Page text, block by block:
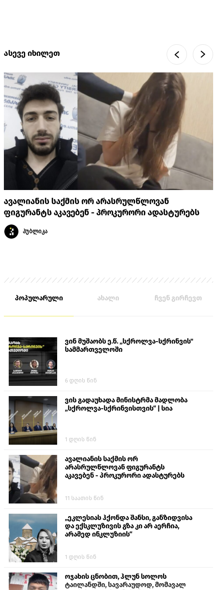
ასევე იხილეთ
ავალიანის საქმის ორ არასრულწლოვან
ფიგურანტს აკავებენ - პროკურორი ადასტურებს
პუბლიკა
პოპულარული ახალი ჩვენ გირჩევთ
ვინ მუშაობს ე.წ. „სქროლვა-სქრინვის"
სამმართველოში
6 დღის წინ
ვის გადაუხადა მინისტრმა მადლობა
„სქროლვა-სქრინვისთვის“ | სია
1 დღის წინ
ავალიანის საქმის ორ
არასრულწლოვან ფიგურანტს
აკავებენ - პროკურორი ადასტურებს
11 საათის წინ
„ეკლესიას ჰქონდა შანსი, განზიდვისა
და ექსკლუზივის გზა კი არ აერჩია,
არამედ ინკლუზიის“
1 დღის წინ
ოჯახის ცნობით, ჰლუნ სოლოს
ტაილანდში, სავარაუდოდ, მომავალ